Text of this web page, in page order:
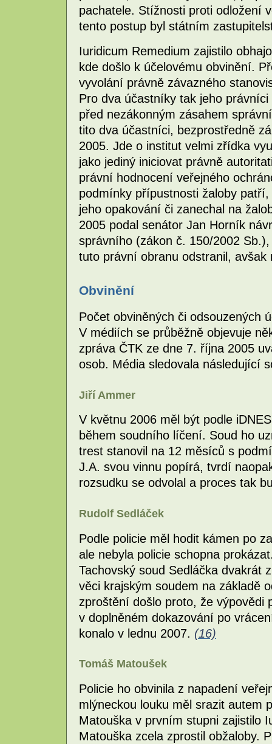
pachatele. Stížnosti proti odložení
tento postup byl státním
Iuridicum Remedium zajistilo
kde došlo k účelovému obvinění.
vyvolání právně závazného
Pro dva účastníky tak jeho
před nezákonným zásahem
tito dva účastníci, bezprostředně
2005. Jde o institut velmi zřídka
jako jediný iniciovat právně
právní hodnocení veřejného
podmínky přípustnosti žaloby
jeho opakování či zanechal na
2005 podal senátor Jan Horník
správního (zákon č. 150/2002
tuto právní obranu odstranil, avšak
Obvinění
Počet obviněných či odsouzených
V médiích se průběžně objevuje
zpráva ČTK ze dne 7. října 2005
osob. Média sledovala následující
Jiří Ammer
V květnu 2006 měl být podle
během soudního líčení. Soud ho
trest stanovil na 12 měsíců s
J.A. svou vinnu popírá, tvrdí
rozsudku se odvolal a proces tak
Rudolf Sedláček
Podle policie měl hodit kámen po
ale nebyla policie schopna
Tachovský soud Sedláčka dvakrát
věci krajským soudem na základě
zproštění došlo proto, že výpovědi
v doplněném dokazování po
konalo v lednu 2007. (16)
Tomáš Matoušek
Policie ho obvinila z napadení
mlýneckou louku měl srazit autem
Matouška v prvním stupni zajistilo
Matouška zcela zprostil obžaloby.